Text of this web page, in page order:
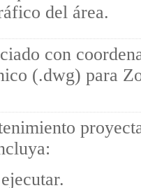
del área.
con
(.dwg) para